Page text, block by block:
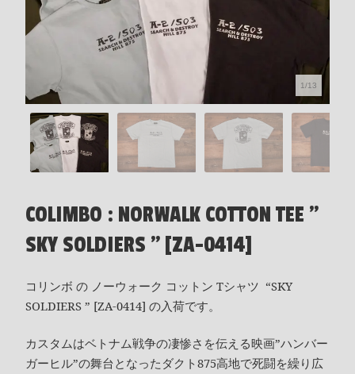
1/13
COLIMBO : NORWALK COTTON TEE "
SKY SOLDIERS " [ZA-0414]
コリンボ の ノーウォーク コットン Tシャツ “SKY
SOLDIERS ” [ZA-0414] の入荷です。
カスタムはベトナム戦争の凄惨さを伝える映画”ハンバー
ガーヒル”の舞台となったダクト875高地で死闘を繰り広